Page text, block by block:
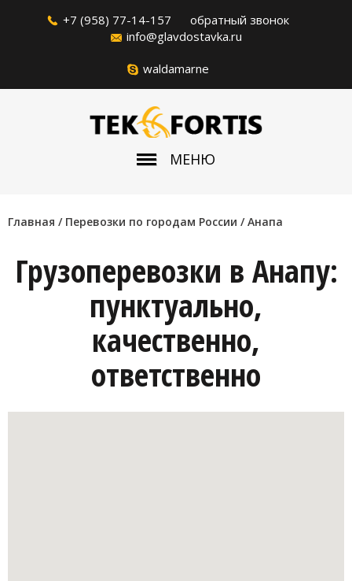
+7 (958) 77-14-157
обратный звонок
info@glavdostavka.ru
waldamarne
МЕНЮ
Главная / Перевозки по городам России /Анапа
Грузоперевозки в Анапу:
пунктуально,
качественно,
ответственно